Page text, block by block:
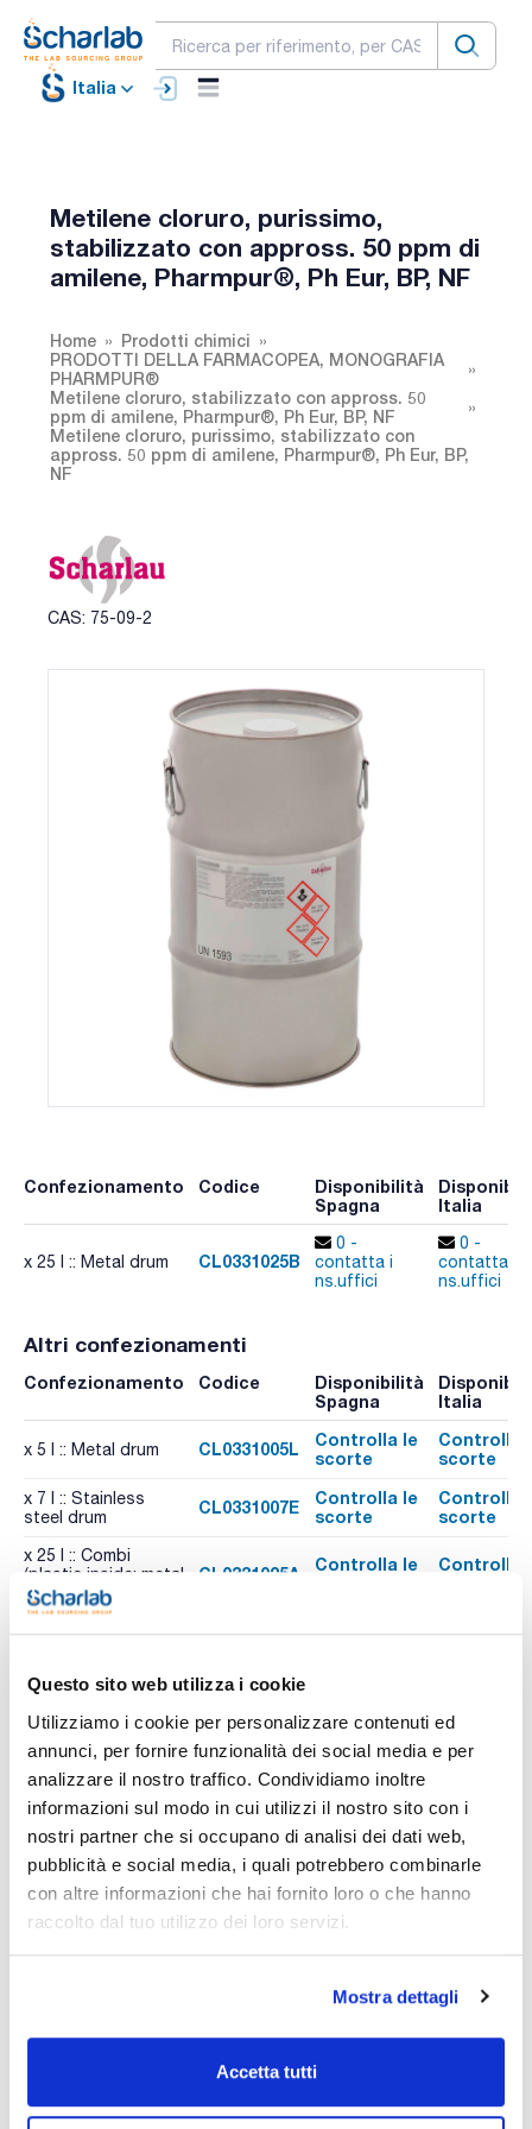
Questo sito web utilizza i cookie
Utilizziamo i cookie per personalizzare contenuti ed
annunci, per fornire funzionalità dei social media e per
analizzare il nostro traffico. Condividiamo inoltre
informazioni sul modo in cui utilizzi il nostro sito con i
nostri partner che si occupano di analisi dei dati web,
pubblicità e social media, i quali potrebbero combinarle
con altre informazioni che hai fornito loro o che hanno
raccolto dal tuo utilizzo dei loro servizi.
Mostra dettagli
Accetta tutti
Italia
Metilene cloruro, purissimo,
stabilizzato con appross. 50 ppm di
amilene, Pharmpur®, Ph Eur, BP, NF
Home
Prodotti chimici
PRODOTTI DELLA FARMACOPEA, MONOGRAFIA
PHARMPUR®
Metilene cloruro, stabilizzato con appross. 50
ppm di amilene, Pharmpur®, Ph Eur, BP, NF
Metilene cloruro, purissimo, stabilizzato con
appross. 50 ppm di amilene, Pharmpur®, Ph Eur, BP,
NF
CAS: 75-09-2
Confezionamento Codice
Disponibilità
Spagna
Italia
x 25 l :: Metal drum CL0331025B
0 -
contatta i
ns.uffici
0 -
contatta i
ns.uffici
Altri confezionamenti
Confezionamento Codice
Disponibilità
Spagna
Italia
x 5 l :: Metal drum CL0331005L
Controlla le
scorte
Controlla
scorte
x 7 l :: Stainless
steel drum
CL0331007E
Controlla le
scorte
Controlla
scorte
x 25 l :: Combi
(plastic inside; metal
outside)
CL0331025A
Controlla le
Controlla
x 1 l :: Glass bottle CL03311000
Controlla le
Controlla
x 2,5 l :: Glass bottle
Risorse correlate
Pubblicazioni